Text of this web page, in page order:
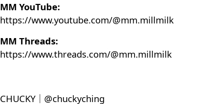
MM YouTube:
https://www.youtube.com/@mm.millmilk
MM Threads:
https://www.threads.com/@mm.millmilk
CHUCKY｜@chuckyching